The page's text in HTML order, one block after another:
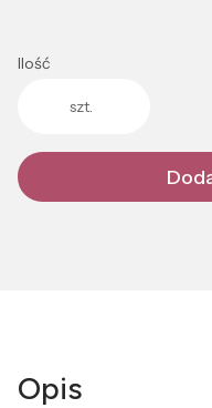
Ilość
szt.
Opis